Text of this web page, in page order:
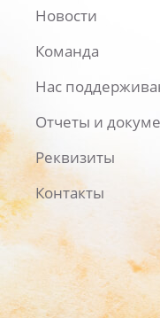
Новости
Команда
Нас
Отчеты и
Реквизиты
Контакты